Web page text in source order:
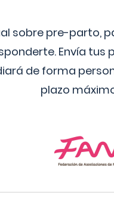
sobre pre-parto,
Envía
de forma
plazo